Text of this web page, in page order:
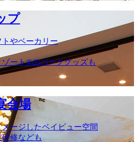
プ
やベーカリー
ート®のパークグッズも
会場
ージしたベイビュー空間
修なども